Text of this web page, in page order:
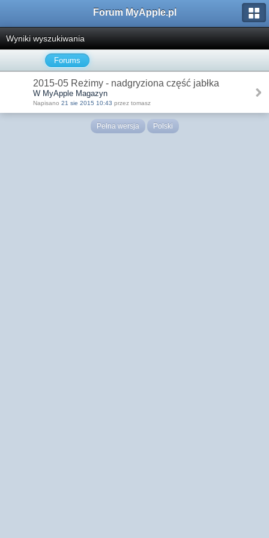
Forum MyApple.pl
Wyniki wyszukiwania
Forums
2015-05 Reżimy - nadgryziona część jabłka
W MyApple Magazyn
Napisano 21 sie 2015 10:43 przez tomasz
Pełna wersja Polski